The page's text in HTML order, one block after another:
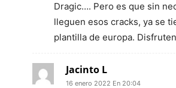
Dragic…. Pero es que sin
lleguen esos cracks, ya se
plantilla de europa.
Jacinto L
16 enero 2022 En 20:04